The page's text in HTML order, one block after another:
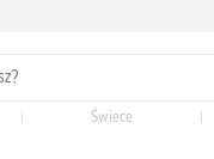
Świece